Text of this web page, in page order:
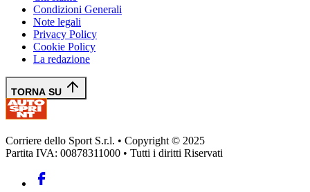
Condizioni Generali
Note legali
Privacy Policy
Cookie Policy
La redazione
TORNA SU
Corriere dello Sport S.r.l. • Copyright © 2025
Partita IVA: 00878311000 • Tutti i diritti Riservati